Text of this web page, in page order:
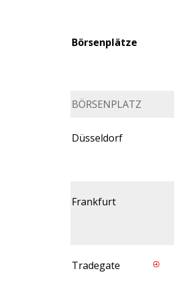
Börsenplätze
BÖRSENPLATZ
Düsseldorf
Frankfurt
Tradegate